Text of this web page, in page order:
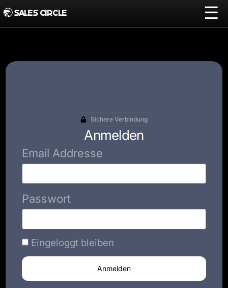
SALES CIRCLE ☰
Sichere Verbindung
Anmelden
Email Addresse
Passwort
Eingeloggt bleiben
Anmelden